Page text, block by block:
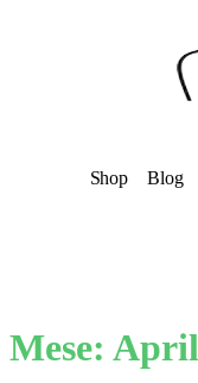
Shop Blog
Mese: